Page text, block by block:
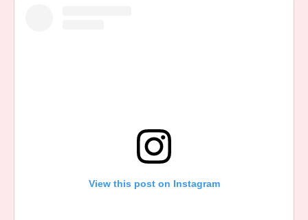
View this post on Instagram